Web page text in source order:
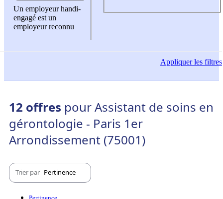
Un employeur handi-
engagé est un
employeur reconnu
Appliquerles filtres
12 offres pour Assistant de soins en
gérontologie - Paris 1er
Arrondissement (75001)
Trier par Pertinence